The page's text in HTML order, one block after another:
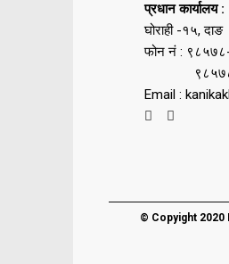
प्रधान कार्यालय :
घोराही -१५, दाङ
फोन नं :
९८५७८-
Email :
© Copyight 2020